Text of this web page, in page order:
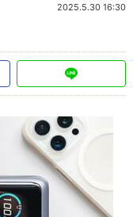
2025.5.30 16:30